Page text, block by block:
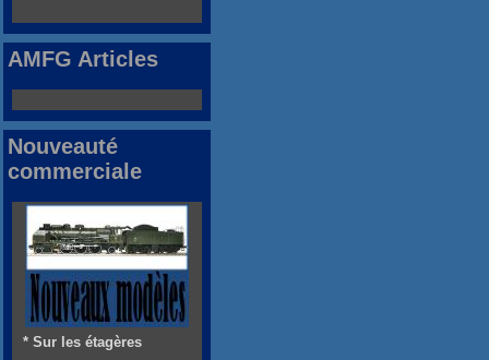
AMFG Articles
Nouveauté
commerciale
* Sur les étagères